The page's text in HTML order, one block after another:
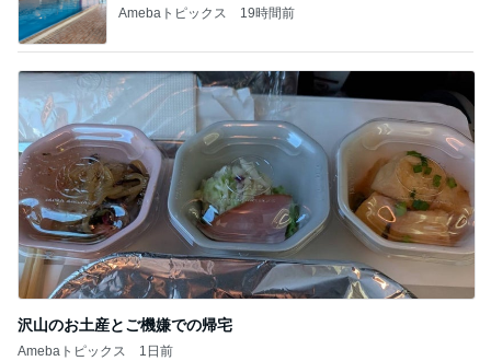
Amebaトピックス 19時間前
沢山のお土産とご機嫌での帰宅
Amebaトピックス 1日前